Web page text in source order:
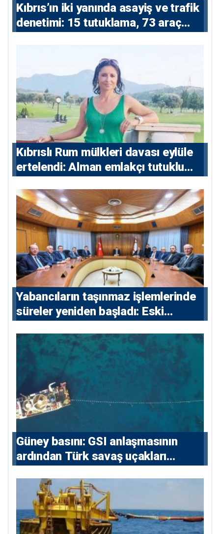
Kıbrıs’ın iki yanında asayiş ve trafik
denetimi: 15 tutuklama, 73 araç
Kıbrıslı Rum mülkleri davası eylüle
ertelendi: Alman emlakçı tutuklu
Yabancıların taşınmaz işlemlerinde
süreler yeniden başladı: Eski
konutlara 36 ay
Güney basını: ⁠GSI anlaşmasının
ardından Türk savaş uçakları